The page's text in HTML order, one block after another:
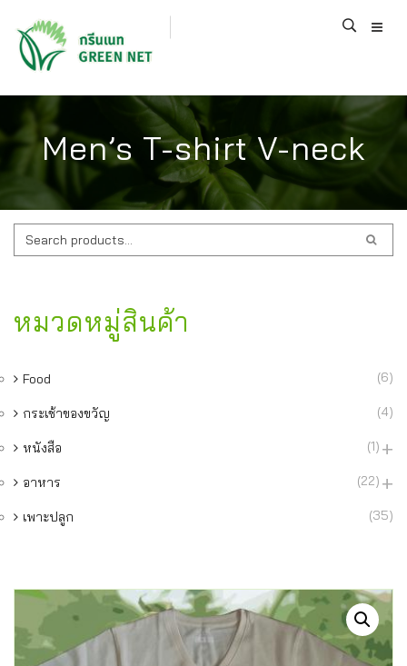
Men’s T-shirt V-neck
ค้นหา:
หมวดหมู่สินค้า
Food (6)
กระเช้าของขวัญ (4)
หนังสือ (1)
อาหาร (22)
เพาะปลูก (35)